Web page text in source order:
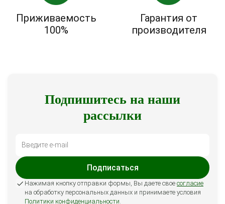
Приживаемость
100%
Гарантия от
производителя
Подпишитесь на наши
рассылки
Подписаться
Нажимая кнопку отправки формы, Вы даете свое согласие
на обработку персональных данных и принимаете условия
Политики конфиденциальности.